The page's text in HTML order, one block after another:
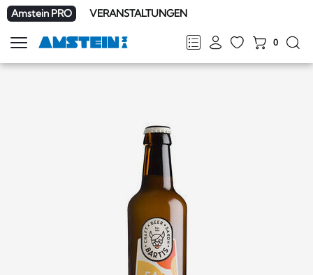
Amstein PRO VERANSTALTUNGEN
FRDEENIT
0
Navigation
zeigen